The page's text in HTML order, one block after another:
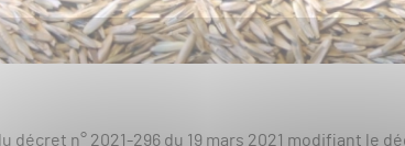
décret n° 2021-296 du 19 mars 2021 modifiant le